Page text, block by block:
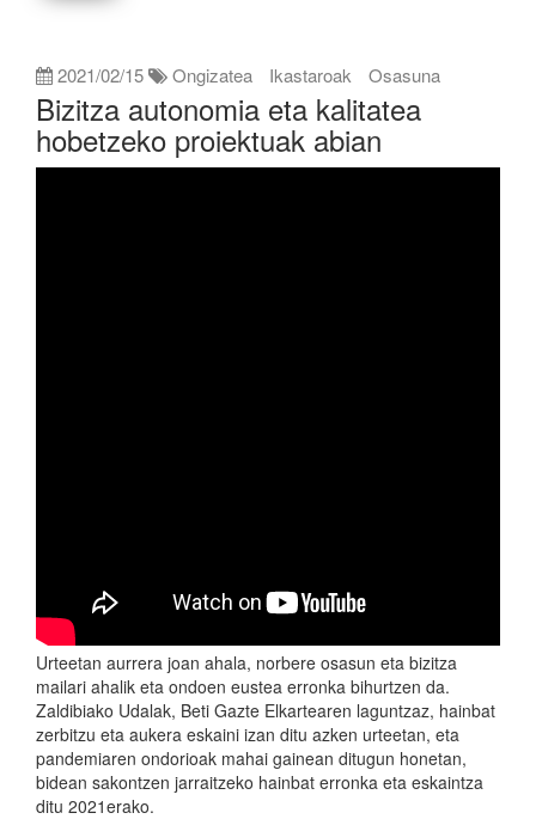
2021/02/15 Ongizatea Ikastaroak Osasuna
Bizitza autonomia eta kalitatea
hobetzeko proiektuak abian
Urteetan aurrera joan ahala, norbere osasun eta bizitza
mailari ahalik eta ondoen eustea erronka bihurtzen da.
Zaldibiako Udalak, Beti Gazte Elkartearen laguntzaz, hainbat
zerbitzu eta aukera eskaini izan ditu azken urteetan, eta
pandemiaren ondorioak mahai gainean ditugun honetan,
bidean sakontzen jarraitzeko hainbat erronka eta eskaintza
ditu 2021erako.